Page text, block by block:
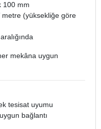
100 mm
(yüksekliğe göre
mekâna uygun
tesisat uyumu
bağlantı